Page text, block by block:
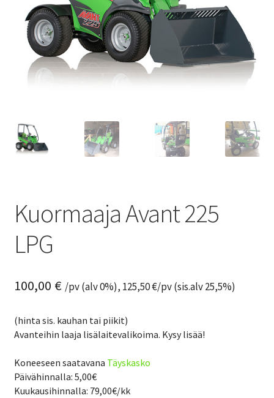
Kuormaaja Avant 225
LPG
100,00 € /pv (alv 0%), 125,50€/pv (sis.alv 25,5%)
(hinta sis. kauhan tai piikit)
Avanteihin laaja lisälaitevalikoima. Kysy lisää!
Koneeseen saatavana Täyskasko
Päivähinnalla: 5,00€
Kuukausihinnalla: 79,00€/kk